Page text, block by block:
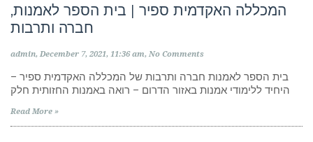
המכללה האקדמית ספיר | בית הספר לאמנות,
חברה ותרבות
admin December 7, 2021 11:36 am No Comments
בית הספר לאמנות חברה ותרבות של המכללה האקדמית ספיר –
היחיד ללימודי אמנות באזור הדרום – רואה באמנות החזותית חלק
Read More »